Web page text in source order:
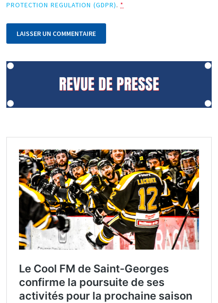
PROTECTION REGULATION (GDPR). *